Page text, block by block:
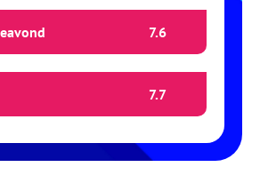
7.6
7.7